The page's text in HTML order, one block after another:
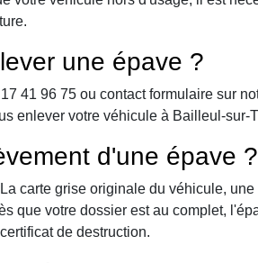
une épave ?
41 96 75 ou contact formulaire sur
enlever votre véhicule à Bailleul-sur-
d'une épave ?
carte grise originale du véhicule,
que votre dossier est au complet,
de destruction.